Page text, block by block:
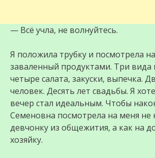
— Всё учла, не волнуйтесь.
Я положила трубку и посмотрела
заваленный продуктами. Три вида
четыре салата, закуски, выпечка.
человек. Десять лет свадьбы. Я
вечер стал идеальным. Чтобы
Семеновна посмотрела на меня не
девчонку из общежития, а как на
хозяйку.